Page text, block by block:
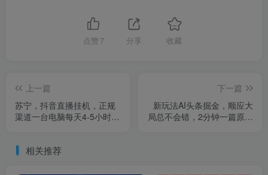
点赞 7 分享 收藏
上一篇
苏宁，抖音直播挂机，正规
渠道一台电脑每天4-5小时收
下一篇
新玩法AI头条掘金，顺应大
局总不会错，2分钟一篇原创
相关推荐